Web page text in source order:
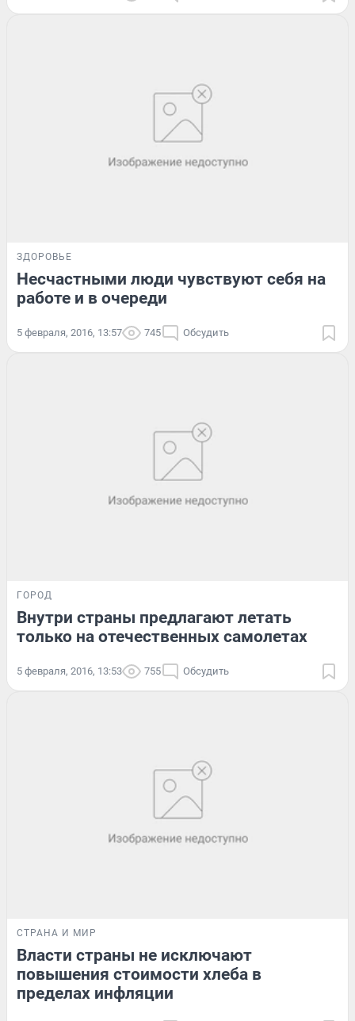
ЗДОРОВЬЕ
Несчастными люди чувствуют себя на
работе и в очереди
5 февраля, 2016, 13:57 745 Обсудить
ГОРОД
Внутри страны предлагают летать
только на отечественных самолетах
5 февраля, 2016, 13:53 755 Обсудить
СТРАНА И МИР
Власти страны не исключают
повышения стоимости хлеба в
пределах инфляции